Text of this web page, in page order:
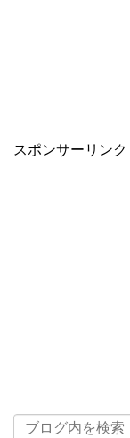
スポンサーリンク